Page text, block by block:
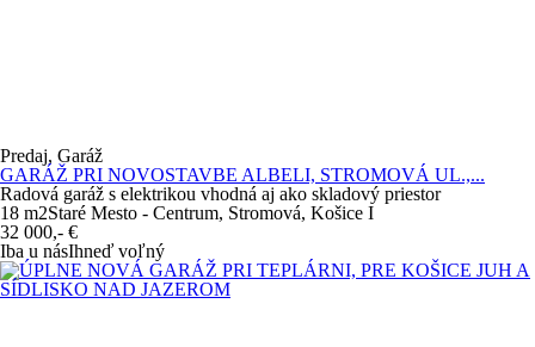
Predaj, Garáž
GARÁŽ PRI NOVOSTAVBE ALBELI, STROMOVÁ UL.,...
Radová garáž s elektrikou vhodná aj ako skladový priestor
18 m2Staré Mesto - Centrum, Stromová, Košice I
32 000,- €
Iba u násIhneď voľný